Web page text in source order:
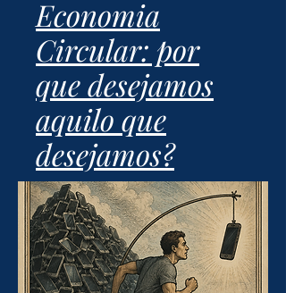
Economia
Circular: por
que desejamos
aquilo que
desejamos?